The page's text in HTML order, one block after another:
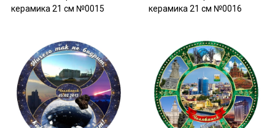
керамика 21 см №0015
керамика 21 см №0016